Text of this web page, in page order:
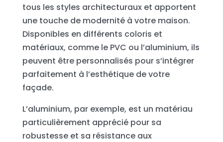
tous les styles architecturaux et apportent
une touche de modernité à votre maison.
Disponibles en différents coloris et
matériaux, comme le PVC ou l’aluminium, ils
peuvent être personnalisés pour s’intégrer
parfaitement à l’esthétique de votre
façade.
L’aluminium, par exemple, est un matériau
particulièrement apprécié pour sa
robustesse et sa résistance aux